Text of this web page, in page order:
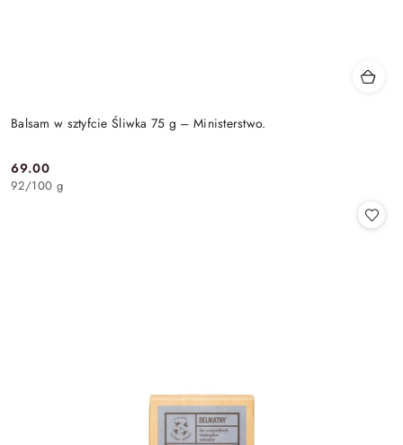
Balsam w sztyfcie Śliwka 75 g – Ministerstwo.
Cena:
69.00
92/100 g